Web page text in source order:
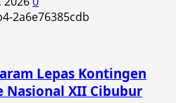
Lepas Kontingen
Nasional XII Cibubur